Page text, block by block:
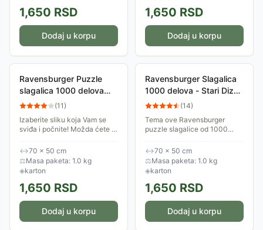
1,650 RSD
Dodaj u korpu
1,650 RSD
Dodaj u korpu
Ravensburger Puzzle
slagalica 1000 delova
Disney Mickey Mouse
(11)
Izaberite sliku koja Vam se
sviđa i počnite! Možda ćete je
slaganje trajati danima, ali
svaki trenutak koji provedete
uz...
↔70 × 50 cm
⚖Masa paketa: 1.0 kg
◈karton
1,650 RSD
Dodaj u korpu
Ravensburger Slagalica
1000 delova - Stari Dizni
posteri 12000689
(14)
Tema ove Ravensburger
puzzle slagalice od 1000
Dizni filmski posteri. Vaše je
da se opustite, uživate u
slaganju i u...
↔70 × 50 cm
⚖Masa paketa: 1.0 kg
◈karton
1,650 RSD
Dodaj u korpu